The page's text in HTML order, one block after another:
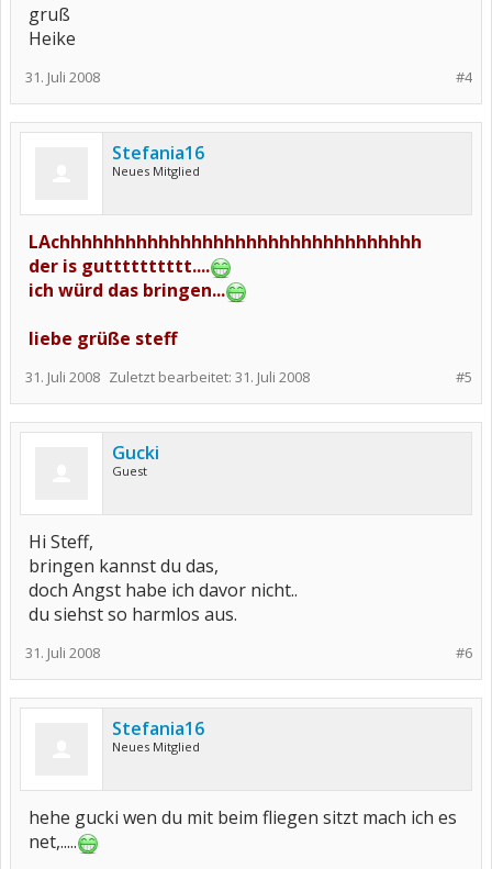
gruß
Heike
#4
31. Juli 2008
Stefania16
Neues Mitglied
LAchhhhhhhhhhhhhhhhhhhhhhhhhhhhhhhhh
der is gutttttttttt....
ich würd das bringen...
liebe grüße steff
#5
31. Juli 2008 Zuletzt bearbeitet: 31. Juli 2008
Gucki
Guest
Hi Steff,
bringen kannst du das,
doch Angst habe ich davor nicht..
du siehst so harmlos aus.
#6
31. Juli 2008
Stefania16
Neues Mitglied
hehe gucki wen du mit beim fliegen sitzt mach ich es
net,.....